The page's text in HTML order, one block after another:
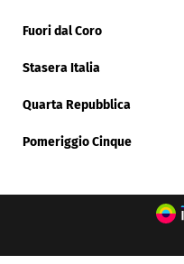
Fuori dal Coro
Stasera Italia
Quarta Repubblica
Pomeriggio Cinque